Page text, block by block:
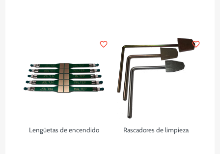
Lengüetas de encendido
favorite_border
Rascadores de limpieza
favorite_border